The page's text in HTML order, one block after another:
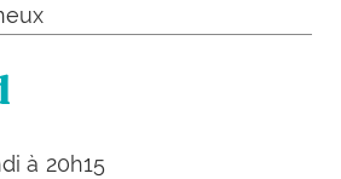
à 20h15